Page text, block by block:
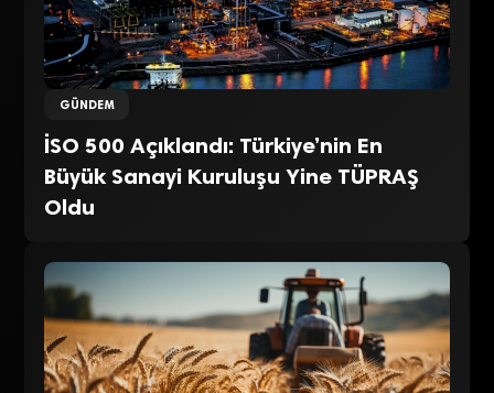
GÜNDEM
İSO 500 Açıklandı: Türkiye’nin En
Büyük Sanayi Kuruluşu Yine TÜPRAŞ
Oldu